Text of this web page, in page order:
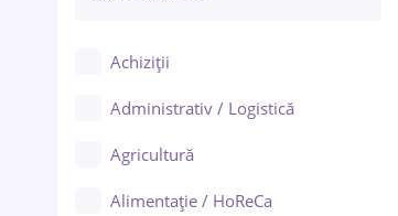
Galați (Galați)
Ploiești
Achiziții
Administrativ / Logistică
Agricultură
Alimentație / HoReCa